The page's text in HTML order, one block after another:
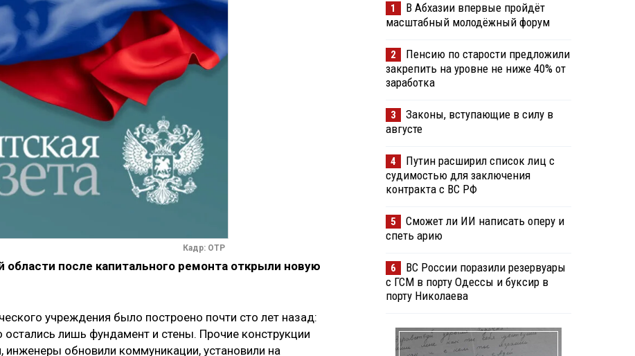
Кадр: ОТР
области после капитального ремонта открыли новую
учреждения было построено почти сто лет назад:
остались лишь фундамент и стены. Прочие конструкции
инженеры обновили коммуникации, установили на
1
В Абхазии впервые пройдёт
масштабный молодёжный форум
2
Пенсию по старости предложили
закрепить на уровне не ниже 40% от
заработка
3
Законы, вступающие в силу в
августе
4
Путин расширил список лиц с
судимостью для заключения
контракта с ВС РФ
5
Сможет ли ИИ написать оперу и
спеть арию
6
ВС России поразили резервуары
с ГСМ в порту Одессы и буксир в
порту Николаева